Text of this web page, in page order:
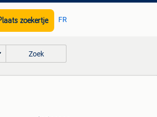
zoekertje FR
Zoek